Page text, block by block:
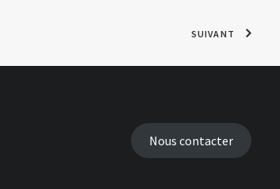
SUIVANT
Nous contacter